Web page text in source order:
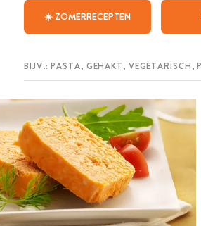
☀️ ZOMERRECEPTEN